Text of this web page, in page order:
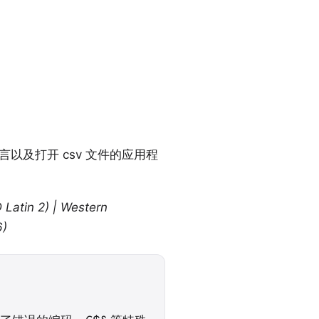
以及打开 csv 文件的应用程
Latin 2) | Western